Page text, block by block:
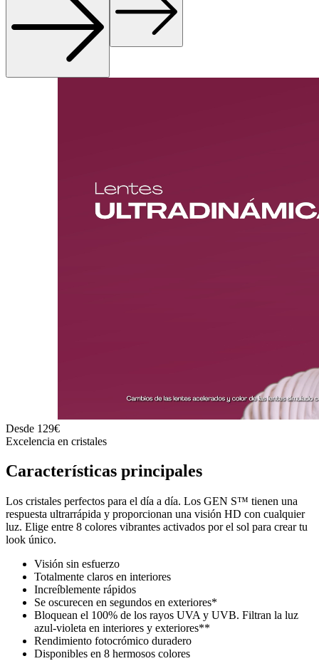
Desde 129€
Excelencia en cristales
Características principales
Los cristales perfectos para el día a día. Los GEN S™ tienen una
respuesta ultrarrápida y proporcionan una visión HD con cualquier
luz. Elige entre 8 colores vibrantes activados por el sol para crear tu
look único.
Visión sin esfuerzo
Totalmente claros en interiores
Increíblemente rápidos
Se oscurecen en segundos en exteriores*
Bloquean el 100% de los rayos UVA y UVB. Filtran la luz
azul-violeta en interiores y exteriores**
Rendimiento fotocrómico duradero
Disponibles en 8 hermosos colores